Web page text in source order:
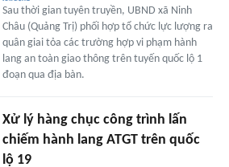
Sau thời gian tuyên truyền, UBND xã Ninh
Châu (Quảng Trị) phối hợp tổ chức lực lượng ra
quân giai tỏa các trường hợp vi phạm hành
lang an toàn giao thông trên tuyến quốc lộ 1
đoạn qua địa bàn.
Xử lý hàng chục công trình lấn
chiếm hành lang ATGT trên quốc
lộ 19